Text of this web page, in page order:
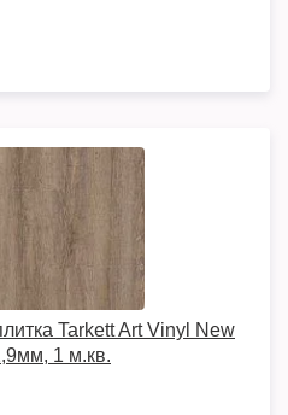
Tarkett Art Vinyl New
1 м.кв.